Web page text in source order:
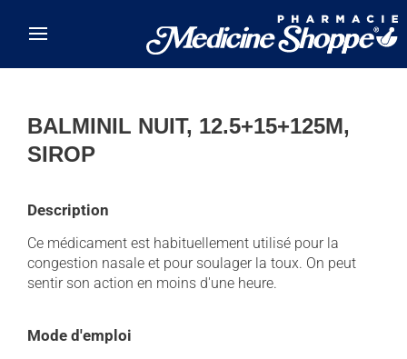
BALMINIL NUIT, 12.5+15+125M,
SIROP
Description
Ce médicament est habituellement utilisé pour la
congestion nasale et pour soulager la toux. On peut
sentir son action en moins d'une heure.
Mode d'emploi